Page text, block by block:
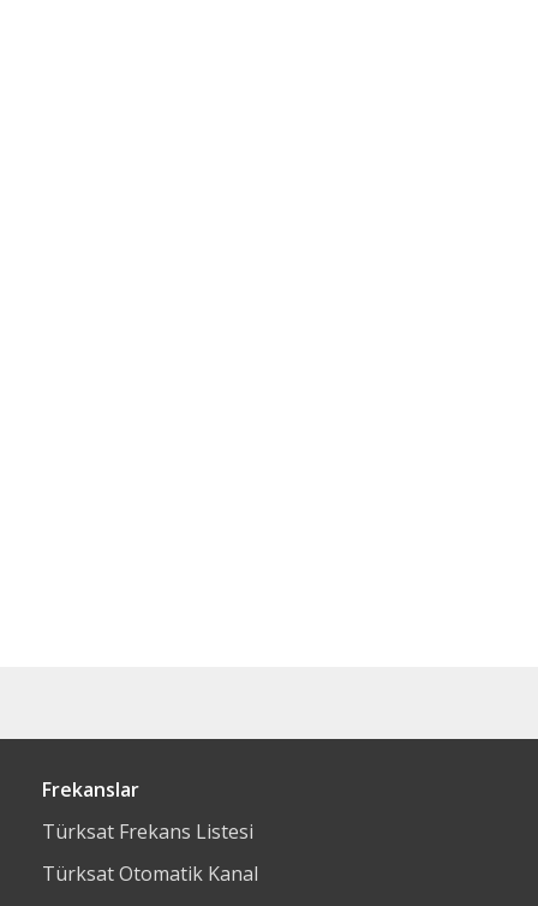
Frekanslar
Türksat Frekans Listesi
Türksat Otomatik Kanal